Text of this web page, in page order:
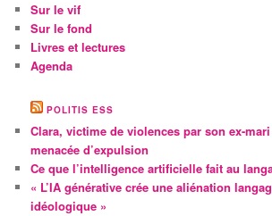
Sur le vif
Sur le fond
Livres et lectures
Agenda
POLITIS ESS
Clara, victime de violences par son ex-
menacée d’expulsion
Ce que l’intelligence artificielle fait au
« L’IA générative crée une aliénation
idéologique »